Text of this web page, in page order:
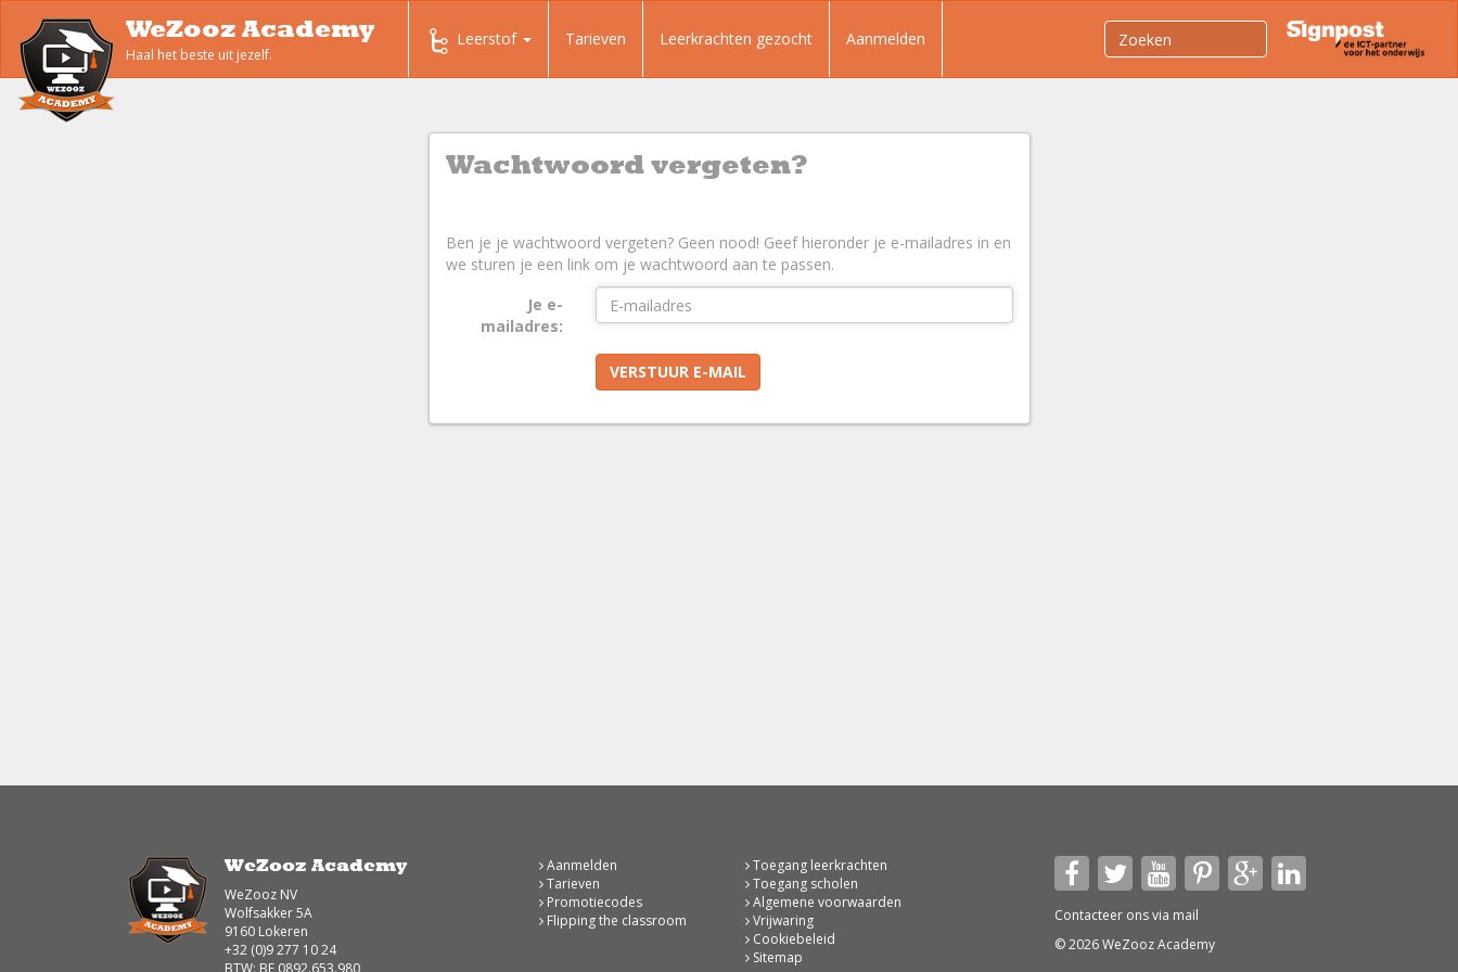
WeZooz Academy
Haal het beste uit jezelf.
Leerstof Tarieven Leerkrachten gezocht Aanmelden
Wachtwoord vergeten?
Ben je je wachtwoord vergeten? Geen nood! Geef hieronder je e-mailadres in en
we sturen je een link om je wachtwoord aan te passen.
Je e-
mailadres:
VERSTUUR E-MAIL
WeZooz Academy
WeZooz NV
Wolfsakker 5A
9160 Lokeren
+32 (0)9 277 10 24
BTW: BE 0892.653.980
Aanmelden
Tarieven
Promotiecodes
Flipping the classroom
Toegang leerkrachten
Toegang scholen
Algemene voorwaarden
Vrijwaring
Cookiebeleid
Sitemap
Contacteer ons via mail
© 2026 WeZooz Academy